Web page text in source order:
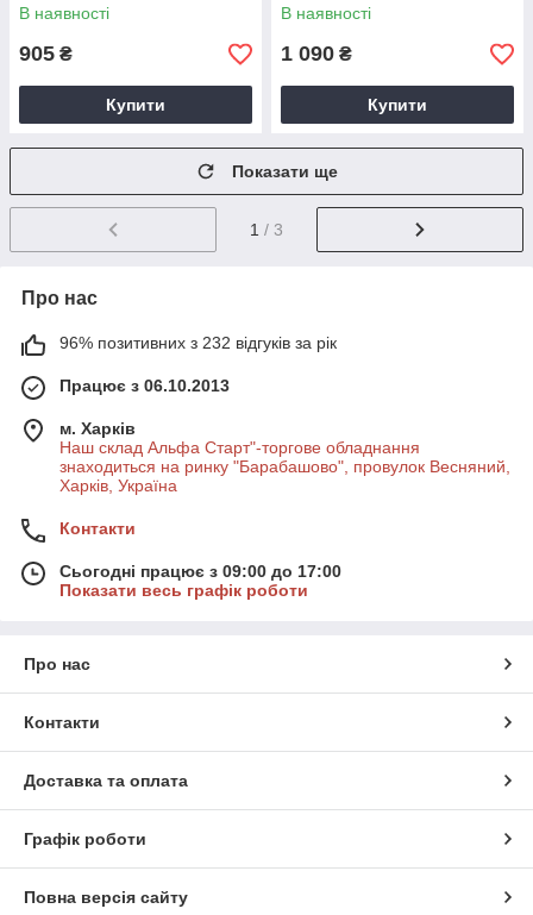
В наявності
905 ₴
Купити
В наявності
1 090 ₴
Купити
Показати ще
1 / 3
Про нас
96% позитивних з 232 відгуків за рік
Працює з 06.10.2013
м. Харків
Наш склад Альфа Старт"-торгове обладнання
знаходиться на ринку "Барабашово", провулок Весняний,
Харків, Україна
Контакти
Сьогодні працює з 09:00 до 17:00
Показати весь графік роботи
Про нас
Контакти
Доставка та оплата
Графік роботи
Повна версія сайту